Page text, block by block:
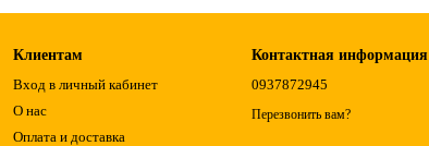
Клиентам
Вход в личный кабинет
О нас
Оплата и доставка
Контактная информация
0937872945
Перезвонить вам?